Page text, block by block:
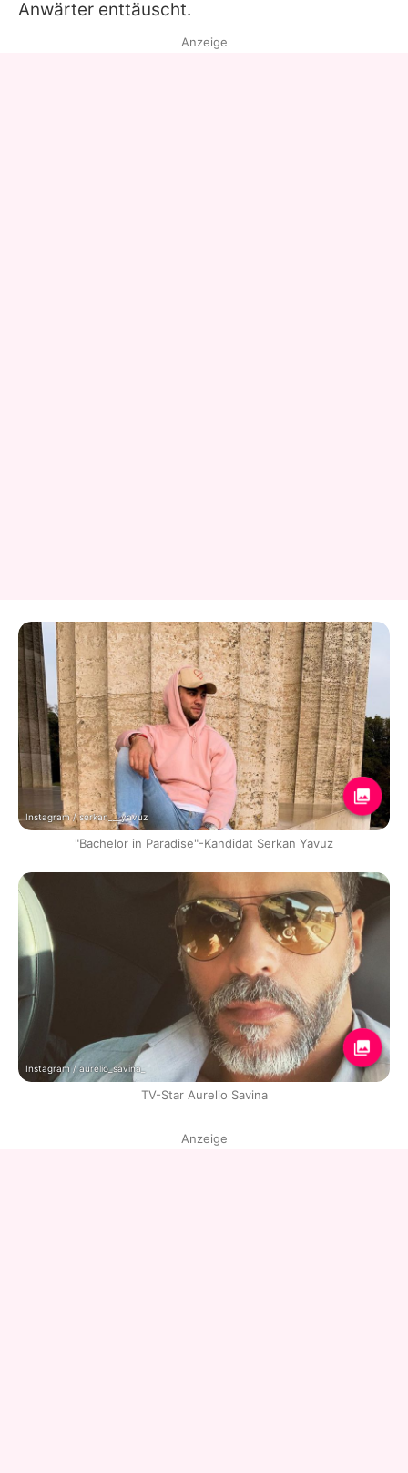
Anwärter enttäuscht.
Anzeige
Instagram / serkan___yavuz
"Bachelor in Paradise"-Kandidat Serkan Yavuz
Instagram / aurelio_savina_
TV-Star Aurelio Savina
Anzeige